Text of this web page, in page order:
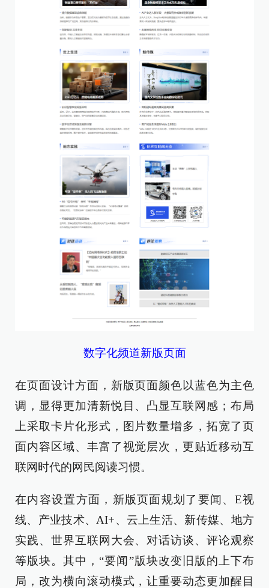
数字化频道新版页面
在页面设计方面，新版页面颜色以蓝色为主色
调，显得更加清新悦目、凸显互联网感；布局
上采取卡片化形式，图片数量增多，拓宽了页
面内容区域、丰富了视觉层次，更贴近移动互
联网时代的网民阅读习惯。
在内容设置方面，新版页面规划了要闻、E视
线、产业技术、AI+、云上生活、新传媒、地方
实践、世界互联网大会、对话访谈、评论观察
等版块。其中，“要闻”版块改变旧版的上下布
局，改为横向滚动模式，让重要动态更加醒目